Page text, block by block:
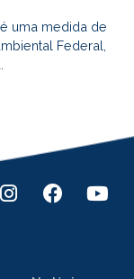
uma medida de
Federal,